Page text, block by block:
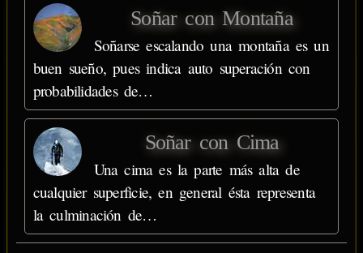
Soñar con Montaña
Soñarse escalando una montaña es un
buen sueño, pues indica auto superación con
probabilidades de…
Soñar con Cima
Una cima es la parte más alta de
cualquier superficie, en general ésta representa
la culminación de…